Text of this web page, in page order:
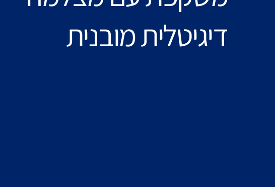
דיגיטלית מובנית